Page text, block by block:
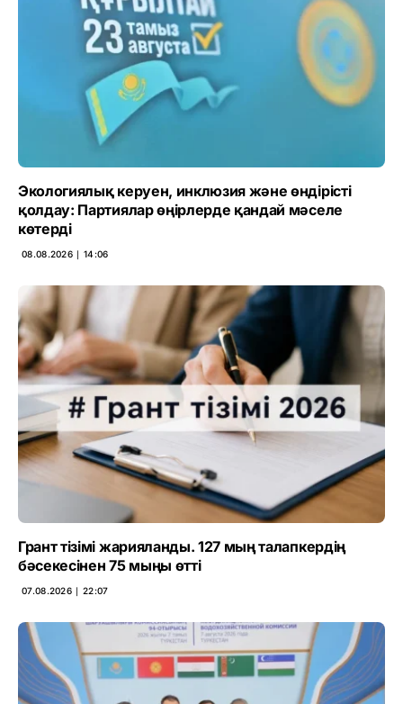
Экологиялық керуен, инклюзия және өндірісті
қолдау: Партиялар өңірлерде қандай мәселе
көтерді
08.08.2026 ∣ 14:06
Грант тізімі жарияланды. 127 мың талапкердің
бәсекесінен 75 мыңы өтті
07.08.2026 ∣ 22:07